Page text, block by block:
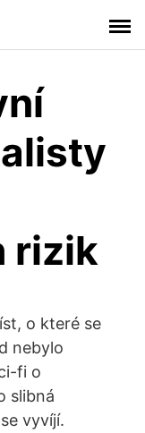
rizik
o které se
nebylo
fi o
slibná
vyvíjí.